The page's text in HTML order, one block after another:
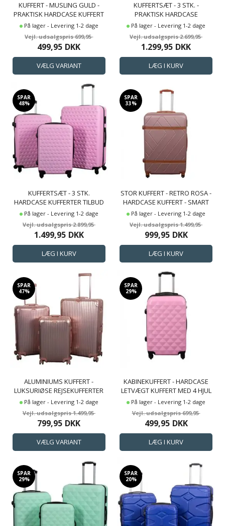
KUFFERT - MUSLING GULD -
PRAKTISK HARDCASE KUFFERT
På lager - Levering 1-2 dage
699,95
499,95 DKK
KUFFERTSÆT - 3 STK. -
PRAKTISK HARDCASE
LETVÆGT KUFFERT - MUSLING
LYSEBLÅ
På lager - Levering 1-2 dage
2.699,95
1.299,95 DKK
SPAR
48%
KUFFERTSÆT - 3 STK.
HARDCASE KUFFERTER TILBUD
- LYSERØD KUFFERT MED
På lager - Levering 1-2 dage
2.899,95
1.499,95 DKK
SPAR
33%
STOR KUFFERT - RETRO ROSA -
HARDCASE KUFFERT - SMART
REJSEKUFFERT
På lager - Levering 1-2 dage
1.499,95
999,95 DKK
SPAR
47%
ALUMINIUMS KUFFERT -
LUKSURIØSE REJSEKUFFERTER
- ROSA-GULD MED TSA LÅS
På lager - Levering 1-2 dage
1.499,95
799,95 DKK
SPAR
29%
KABINEKUFFERT - HARDCASE
LETVÆGT KUFFERT MED 4 HJUL
- DIAMANT LYSERØD
På lager - Levering 1-2 dage
699,95
499,95 DKK
SPAR
29%
SPAR
20%